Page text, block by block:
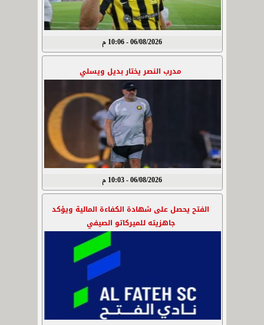
06/08/2026 - 10:06 م
مدرب النصر يختار بديل ويسلي
06/08/2026 - 10:03 م
الفتح يحصل على شهادة الكفاءة المالية ويؤكد
جاهزيته للميركاتو الصيفي